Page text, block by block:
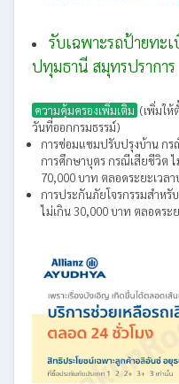
รับเฉพาะรถป้ายทะ
ปทุมธานี สมุทรปราการ
ความคุ้มครองเพิ่มเติม (เพิ่มให้
วันที่ออกกรมธรรม์)
การซ่อมแซมปรับปรุงบ้าน กร
การศึกษาบุตร กรณีเสียชีวิต
70,000 บาท ตลอดระยะเวล
การประกันภัยโจรกรรมสำห
ไม่เกิน 30,000 บาท ตลอดระ